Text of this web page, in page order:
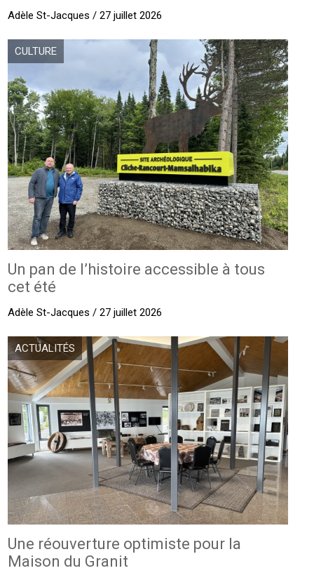
Adèle St-Jacques / 27 juillet 2026
CULTURE
Un pan de l’histoire accessible à tous
cet été
Adèle St-Jacques / 27 juillet 2026
ACTUALITÉS
Une réouverture optimiste pour la
Maison du Granit